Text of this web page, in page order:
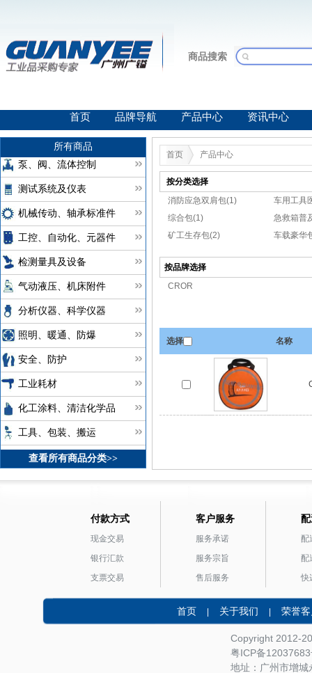
商品搜索
首页 品牌导航 产品中心 资讯中心
所有商品
泵、阀、流体控制
测试系统及仪表
机械传动、轴承标准件
工控、自动化、元器件
检测量具及设备
气动液压、机床附件
分析仪器、科学仪器
照明、暖通、防爆
安全、防护
工业耗材
化工涂料、清洁化学品
工具、包装、搬运
查看所有商品分类>>
首页 产品中心
按分类选择
消防应急双肩包(1)
车用工具
综合包(1)
急救箱普
矿工生存包(2)
车载豪华
按品牌选择
CROR
选择 名称
付款方式
现金交易
银行汇款
支票交易
客户服务
服务承诺
服务宗旨
售后服务
配
配
快
首页 | 关于我们 | 荣誉
Copyright 2012-
粤ICP备12037683
地址：广州市增